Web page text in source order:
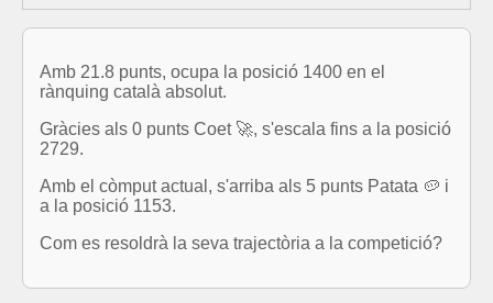
Amb 21.8 punts, ocupa la posició 1400 en el
rànquing català absolut.
Gràcies als 0 punts Coet 🚀, s'escala fins a la posició
2729.
Amb el còmput actual, s'arriba als 5 punts Patata 🥔 i
a la posició 1153.
Com es resoldrà la seva trajectòria a la competició?